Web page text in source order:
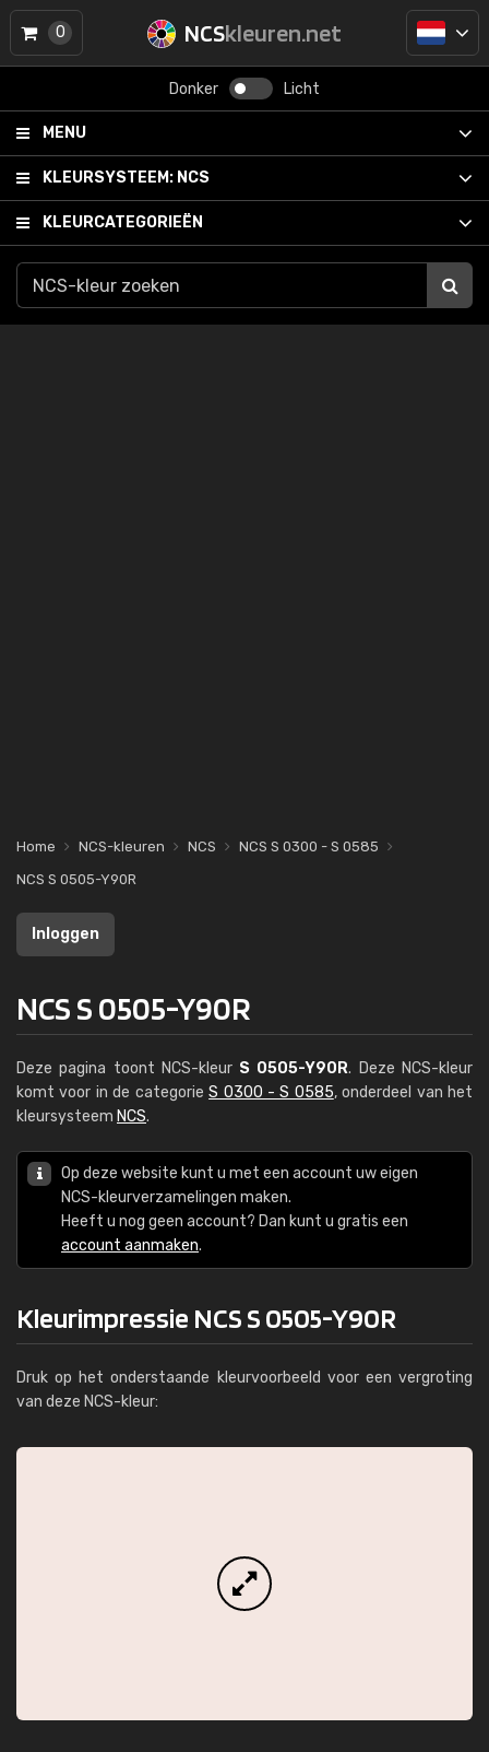
NCSkleuren.net
Donker Licht
MENU
KLEURSYSTEEM: NCS
KLEURCATEGORIEËN
0
Home NCS-kleuren NCS
NCS S 0300 - S 0585
NCS S 0505-Y90R
Inloggen
NCS S 0505-Y90R
Deze pagina toont NCS-kleur S 0505-Y90R. Deze NCS-kleur
komt voor in de categorieS 0300 - S 0585, onderdeel van het
kleursysteem NCS.
Op deze website kunt u met een account uw eigen
NCS-kleurverzamelingen maken.
Heeft u nog geen account? Dan kunt u gratis een
account aanmaken.
Kleurimpressie NCS S 0505-Y90R
Druk op het onderstaande kleurvoorbeeld voor een vergroting
van deze NCS-kleur: